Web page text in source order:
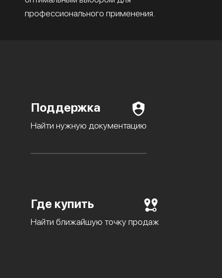
профессионального применения.
Поддержка
Найти нужную документацию
Где купить
Найти ближайшую точку продаж